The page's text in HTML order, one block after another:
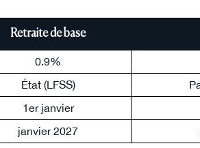
Retraite de base
0.9%
État (LFSS)
1er janvier
janvier 2027